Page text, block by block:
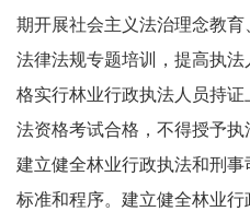
期开展社会主义法治理念教
法律法规专题培训，提高执
格实行林业行政执法人员持
法资格考试合格，不得授予执
建立健全林业行政执法和刑
标准和程序。建立健全林业